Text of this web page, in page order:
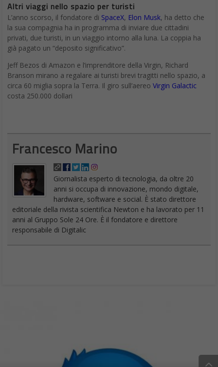
Altri viaggi nello spazio per turisti
L’anno scorso, il fondatore di SpaceX, Elon Musk, ha detto che
la sua compagnia ha in programma di inviare due cittadini
privati, due turisti, ​​in un viaggio intorno alla luna. La coppia ha
già pagato un “deposito significativo”.
Jeff Bezos di Amazon e l’imprenditore della Virgin, Richard
Branson mirano a regalare ai turisti brevi tragitti nello spazio, a
circa 60 miglia sopra la Terra. Il giro sull’aereo Virgin Galactic
costa 250.000 dollari
Francesco Marino
Giornalista esperto di tecnologia, da oltre 20
anni si occupa di innovazione, mondo digitale,
hardware, software e social. È stato direttore
editoriale della rivista scientifica Newton e ha lavorato per 11
anni al Gruppo Sole 24 Ore. È il fondatore e direttore
responsabile di Digitalic